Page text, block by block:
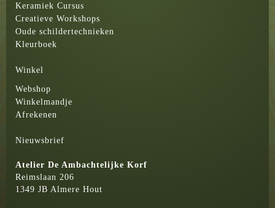
Keramiek Cursus
Creatieve Workshops
Oude schildertechnieken
Kleurboek
Winkel
Webshop
Winkelmandje
Afrekenen
Nieuwsbrief
Atelier De Ambachtelijke Korf
Reimslaan 206
1349 JB Almere Hout